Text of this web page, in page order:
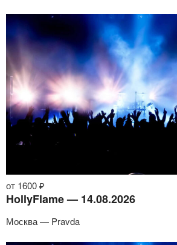
от 1600 ₽
HollyFlame — 14.08.2026
Москва — Pravda